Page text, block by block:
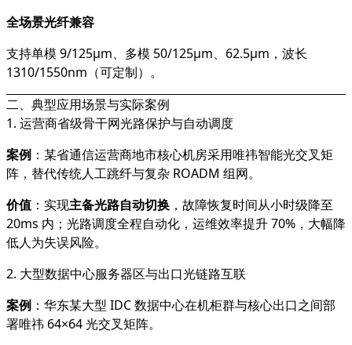
全场景光纤兼容
支持单模 9/125μm、多模 50/125μm、62.5μm，波长
1310/1550nm（可定制）。
二、典型应用场景与实际案例
1. 运营商省级骨干网光路保护与自动调度
案例 ：某省通信运营商地市核心机房采用唯祎智能光交叉矩
阵，替代传统人工跳纤与复杂 ROADM 组网。
价值 ：实现主备光路自动切换 ，故障恢复时间从小时级降至
20ms 内；光路调度全程自动化，运维效率提升 70%，大幅降
低人为失误风险。
2. 大型数据中心服务器区与出口光链路互联
案例 ：华东某大型 IDC 数据中心在机柜群与核心出口之间部
署唯祎 64×64 光交叉矩阵。